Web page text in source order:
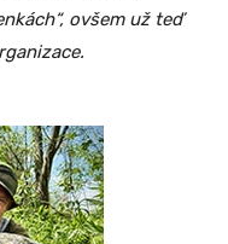
ovšem už teď